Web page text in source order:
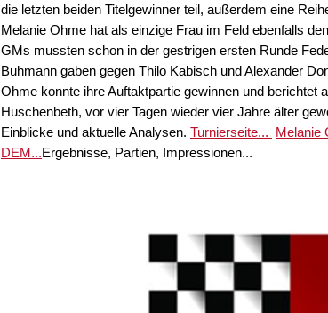
die letzten beiden Titelgewinner teil, außerdem eine
Melanie Ohme hat als einzige Frau im Feld ebenfalls
GMs mussten schon in der gestrigen ersten Runde
Buhmann gaben gegen Thilo Kabisch und Alexander
Ohme konnte ihre Auftaktpartie gewinnen und berichtet
Huschenbeth, vor vier Tagen wieder vier Jahre älter
Einblicke und aktuelle Analysen. Turnierseite... Melanie
DEM...Ergebnisse, Partien, Impressionen...